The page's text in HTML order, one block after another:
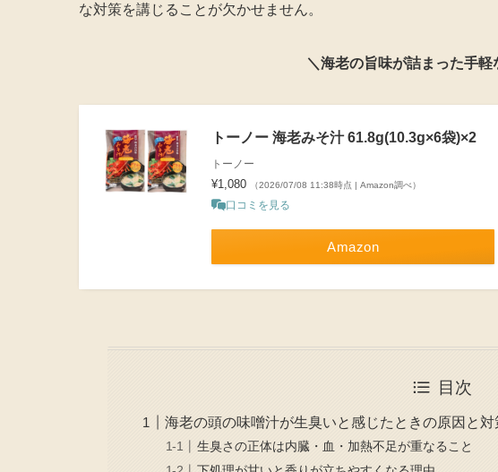
な対策を講じることが欠かせません。
＼海老の旨味が詰まった手軽
トーノー 海老みそ汁 61.8g(10.3g×6袋)×2
トーノー
¥1,080 （2026/07/08 11:38時点 | Amazon調べ）
口コミを見る
Amazon
目次
海老の頭の味噌汁が生臭いと感じたときの原因と対
生臭さの正体は内臓・血・加熱不足が重なること